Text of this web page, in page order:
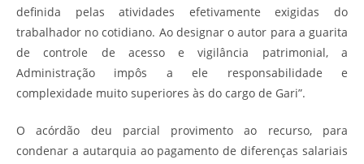
definida pelas atividades efetivamente exigidas do
trabalhador no cotidiano. Ao designar o autor para a guarita
de controle de acesso e vigilância patrimonial, a
Administração impôs a ele responsabilidade e
complexidade muito superiores às do cargo de Gari”.
O acórdão deu parcial provimento ao recurso, para
condenar a autarquia ao pagamento de diferenças salariais